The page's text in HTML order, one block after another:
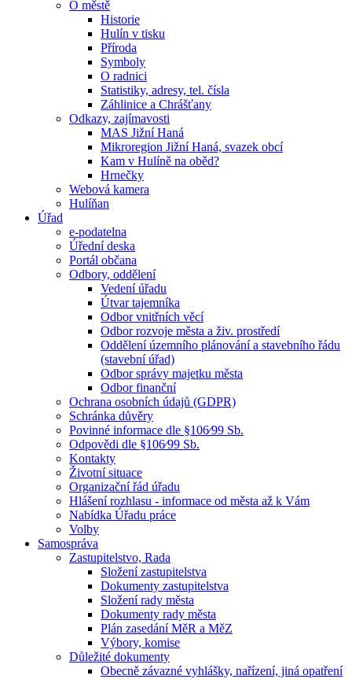
O městě
Historie
Hulín v tisku
Příroda
Symboly
O radnici
Statistiky, adresy, tel. čísla
Záhlinice a Chrášťany
Odkazy, zajímavosti
MAS Jižní Haná
Mikroregion Jižní Haná, svazek obcí
Kam v Hulíně na oběd?
Hrnečky
Webová kamera
Hulíňan
Úřad
e-podatelna
Úřední deska
Portál občana
Odbory, oddělení
Vedení úřadu
Útvar tajemníka
Odbor vnitřních věcí
Odbor rozvoje města a živ. prostředí
Oddělení územního plánování a stavebního řádu
(stavební úřad)
Odbor správy majetku města
Odbor finanční
Ochrana osobních údajů (GDPR)
Schránka důvěry
Povinné informace dle §106⁄99 Sb.
Odpovědi dle §106⁄99 Sb.
Kontakty
Životní situace
Organizační řád úřadu
Hlášení rozhlasu - informace od města až k Vám
Nabídka Úřadu práce
Volby
Samospráva
Zastupitelstvo, Rada
Složení zastupitelstva
Dokumenty zastupitelstva
Složení rady města
Dokumenty rady města
Plán zasedání MěR a MěZ
Výbory, komise
Důležité dokumenty
Obecně závazné vyhlášky, nařízení, jiná opatření